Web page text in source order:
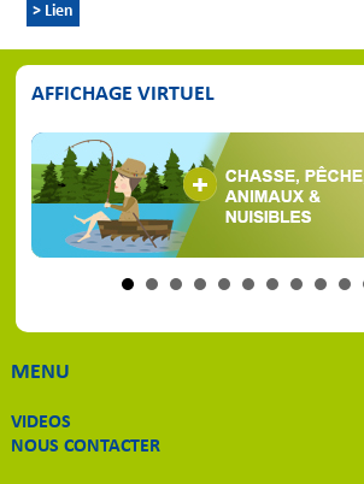
> Lien
AFFICHAGE VIRTUEL
MENU
VIDEOS
NOUS CONTACTER